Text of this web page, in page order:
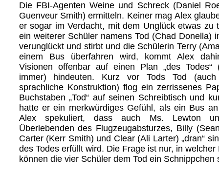
Die FBI-Agenten Weine und Schreck (Daniel
Guenveur Smith) ermitteln. Keiner mag Alex
er sogar im Verdacht, mit dem Unglück etwas zu
ein weiterer Schüler namens Tod (Chad Donella)
verunglückt und stirbt und die Schülerin Terry
einem Bus überfahren wird, kommt Alex
Visionen offenbar auf einen Plan „des Todes“
immer) hindeuten. Kurz vor Tods Tod
sprachliche Konstruktion) flog ein zerrissenes
Buchstaben „Tod“ auf seinen Schreibtisch und
hatte er ein merkwürdiges Gefühl, als ein Bus
Alex spekuliert, dass auch Ms. Lewton
Überlebenden des Flugzeugabsturzes, Billy
Carter (Kerr Smith) und Clear (Ali Larter) „dran“
des Todes erfüllt wird. Die Frage ist nur, in
können die vier Schüler dem Tod ein Schnippchen